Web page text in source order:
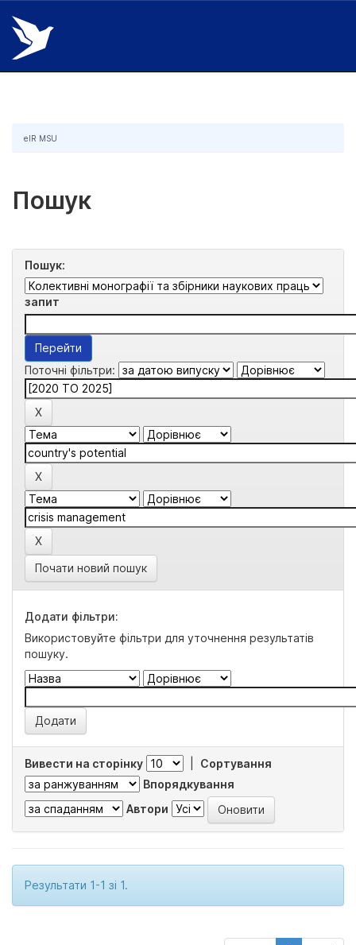
Skip
navigation
eIR MSU
Пошук
Пошук:
запит
Поточні фільтри:
Почати новий пошук
Додати фільтри:
Використовуйте фільтри для уточнення результатів
пошуку.
Вивести на сторінку
Сортування
Впорядкування
Автори
Результати 1-1 зі 1.